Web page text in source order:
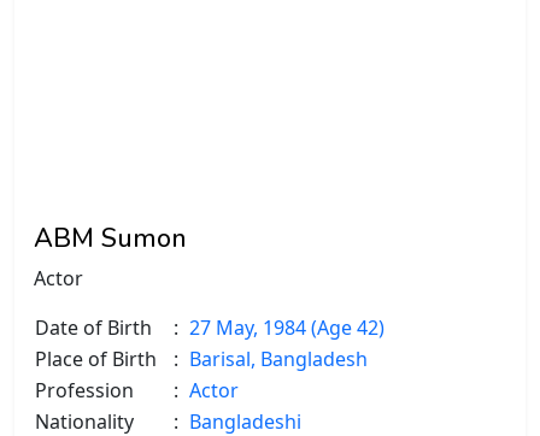
ABM Sumon
Actor
Date of Birth
: 27 May, 1984 (Age 42)
Place of Birth
: Barisal, Bangladesh
Profession
: Actor
Nationality
: Bangladeshi